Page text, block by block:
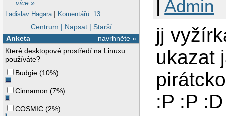
…více »
Ladislav Hagara | Komentářů: 13
Centrum | Napsat| Starší
navrhněte »
Anketa
Které desktopové prostředí na Linuxu
používáte?
Budgie (10%)
Cinnamon (7%)
COSMIC (2%)
| Admin
jj
ukazat
:P :P